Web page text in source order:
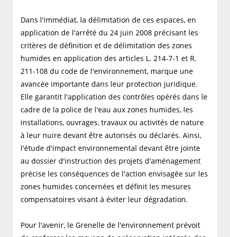
Dans l'immédiat, la délimitation de ces espaces, en
application de l'arrêté du 24 juin 2008 précisant les
critères de définition et de délimitation des zones
humides en application des articles L. 214-7-1 et R.
211-108 du code de l'environnement, marque une
avancée importante dans leur protection juridique.
Elle garantit l'application des contrôles opérés dans le
cadre de la police de l'eau aux zones humides, les
installations, ouvrages, travaux ou activités de nature
à leur nuire devant être autorisés ou déclarés. Ainsi,
l'étude d'impact environnemental devant être jointe
au dossier d'instruction des projets d'aménagement
précise les conséquences de l'action envisagée sur les
zones humides concernées et définit les mesures
compensatoires visant à éviter leur dégradation.
Pour l'avenir, le Grenelle de l'environnement prévoit